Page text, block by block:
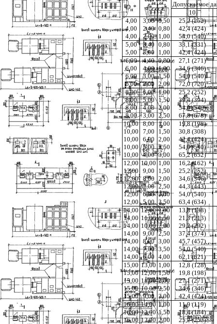
Dн* d* s*
Допускаемое
10
4,00
3,00 0,50
25,2 (252)
4,00
2,40 0,80
42,4 (424)
4,00
2,00 1,00
54,0 (540)
5,00
3,40 0,80
33,1 (331)
5,00
3,00 1,00
42,4 (424)
6,00
4,40 0,80
27,1 (271)
6,00
4,00 1,00
34,6 (346)
6,00
3,00 1,50
54,0 (540)
6,00
2,00 2,00
72,0 (720)
8,00
6,00 1,00
25,2 (252)
8,00
5,00 1,50
39,4 (394)
8,00
4,00 2,00
54,0 (540)
8,00
3,00 2,50
67,8 (678)
10,00 8,00 1,00
19,8 (198)
10,00
7,00 1,50
30,8 (308)
10,00
6,00 2,00
42,4 (424)
10,00
5,00 2,50
54,0 (540)
10,00
4,00 3,00
65,2 (652)
12,00 10,00 1,00
16,2 (162)
12,00
9,00 1,50
25,2 (252)
12,00 8,00 2,00
34,6 (346)
12,00 7,00 2,50
44,3 (443)
12,00 6,00 3,00
54,0 (540)
12,00
5,00 3,50
63,4 (634)
14,00 12,00 1,00
13,8 (138)
14,00 11,00 1,50
21,3 (213)
14,00 10,00 2,00
29,2 (292)
14,00
9,00 2,50
37,4 (374)
14,00
8,00 3,00
45,7 (457)
14,00 7,00 3,50
54,0 (540)
14,00
6,00 4,00
62,1 (621)
15,00 13,00 1,00
12,8 (128)
15,00 12,00 1,50
19,8 (198)
15,00 11,00 2,00
27,1 (271)
15,00 10,00 2,50
34,6 (346)
15,00 9,00 3,00
42,4 (424)
16,00 14,00 1,00
11,9 (119)
16,00 13,00 1,50
18,4 (184)
16,00 12,00 2,00 25,2 (252)